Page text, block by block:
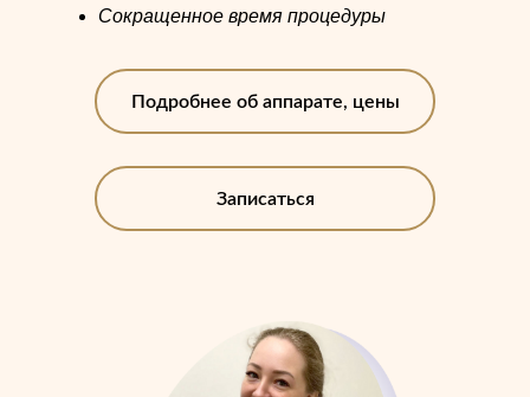
Сокращенное время процедуры
Записаться
Подробнее об аппарате, цены